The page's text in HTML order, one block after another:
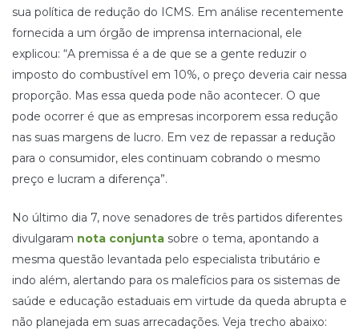
sua política de redução do ICMS. Em análise recentemente
fornecida a um órgão de imprensa internacional, ele
explicou: “A premissa é a de que se a gente reduzir o
imposto do combustível em 10%, o preço deveria cair nessa
proporção. Mas essa queda pode não acontecer. O que
pode ocorrer é que as empresas incorporem essa redução
nas suas margens de lucro. Em vez de repassar a redução
para o consumidor, eles continuam cobrando o mesmo
preço e lucram a diferença”.
No último dia 7, nove senadores de três partidos diferentes
divulgaram nota conjunta sobre o tema, apontando a
mesma questão levantada pelo especialista tributário e
indo além, alertando para os malefícios para os sistemas de
saúde e educação estaduais em virtude da queda abrupta e
não planejada em suas arrecadações. Veja trecho abaixo: